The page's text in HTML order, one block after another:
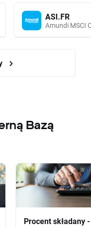
ASI.FR
Bazą
Procent składany